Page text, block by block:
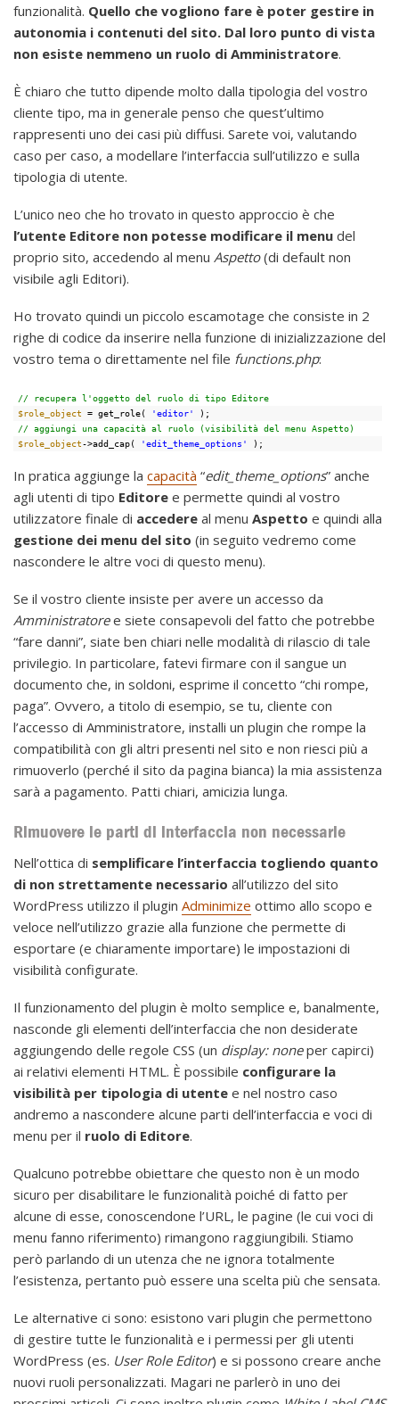
funzionalità. Quello che vogliono fare è poter gestire in
autonomia i contenuti del sito. Dal loro punto di vista
non esiste nemmeno un ruolo di Amministratore.
È chiaro che tutto dipende molto dalla tipologia del vostro
cliente tipo, ma in generale penso che quest’ultimo
rappresenti uno dei casi più diffusi. Sarete voi, valutando
caso per caso, a modellare l’interfaccia sull’utilizzo e sulla
tipologia di utente.
L’unico neo che ho trovato in questo approccio è che
l’utente Editore non potesse modificare il menu del
proprio sito, accedendo al menu Aspetto(di default non
visibile agli Editori).
Ho trovato quindi un piccolo escamotage che consiste in 2
righe di codice da inserire nella funzione di inizializzazione del
vostro tema o direttamente nel file functions.php:
// recupera l'oggetto del ruolo di tipo Editore
$role_object = get_role( 'editor'
);
// aggiungi una capacità al ruolo (visibilità del menu Aspetto)
$role_object->add_cap( 'edit_theme_options' );
In pratica aggiunge la capacità “edit_theme_options” anche
agli utenti di tipo Editore e permette quindi al vostro
utilizzatore finale di accedere al menu Aspetto e quindi alla
gestione dei menu del sito (in seguito vedremo come
nascondere le altre voci di questo menu).
Se il vostro cliente insiste per avere un accesso da
Amministratoree siete consapevoli del fatto che potrebbe
“fare danni”, siate ben chiari nelle modalità di rilascio di tale
privilegio. In particolare, fatevi firmare con il sangue un
documento che, in soldoni, esprime il concetto “chi rompe,
paga”. Ovvero, a titolo di esempio, se tu, cliente con
l’accesso di Amministratore, installi un plugin che rompe la
compatibilità con gli altri presenti nel sito e non riesci più a
rimuoverlo (perché il sito da pagina bianca) la mia assistenza
sarà a pagamento. Patti chiari, amicizia lunga.
Rimuovere le parti di interfaccia non necessarie
Nell’ottica di semplificare l’interfaccia togliendo quanto
di non strettamente necessario all’utilizzo del sito
WordPress utilizzo il plugin Adminimize ottimo allo scopo e
veloce nell’utilizzo grazie alla funzione che permette di
esportare (e chiaramente importare) le impostazioni di
visibilità configurate.
Il funzionamento del plugin è molto semplice e, banalmente,
nasconde gli elementi dell’interfaccia che non desiderate
aggiungendo delle regole CSS (un display: noneper capirci)
ai relativi elementi HTML. È possibile configurare la
visibilità per tipologia di utente e nel nostro caso
andremo a nascondere alcune parti dell’interfaccia e voci di
menu per il ruolo di Editore.
Qualcuno potrebbe obiettare che questo non è un modo
sicuro per disabilitare le funzionalità poiché di fatto per
alcune di esse, conoscendone l’URL, le pagine (le cui voci di
menu fanno riferimento) rimangono raggiungibili. Stiamo
però parlando di un utenza che ne ignora totalmente
l’esistenza, pertanto può essere una scelta più che sensata.
Le alternative ci sono: esistono vari plugin che permettono
di gestire tutte le funzionalità e i permessi per gli utenti
WordPress (es. User Role Editor) e si possono creare anche
nuovi ruoli personalizzati. Magari ne parlerò in uno dei